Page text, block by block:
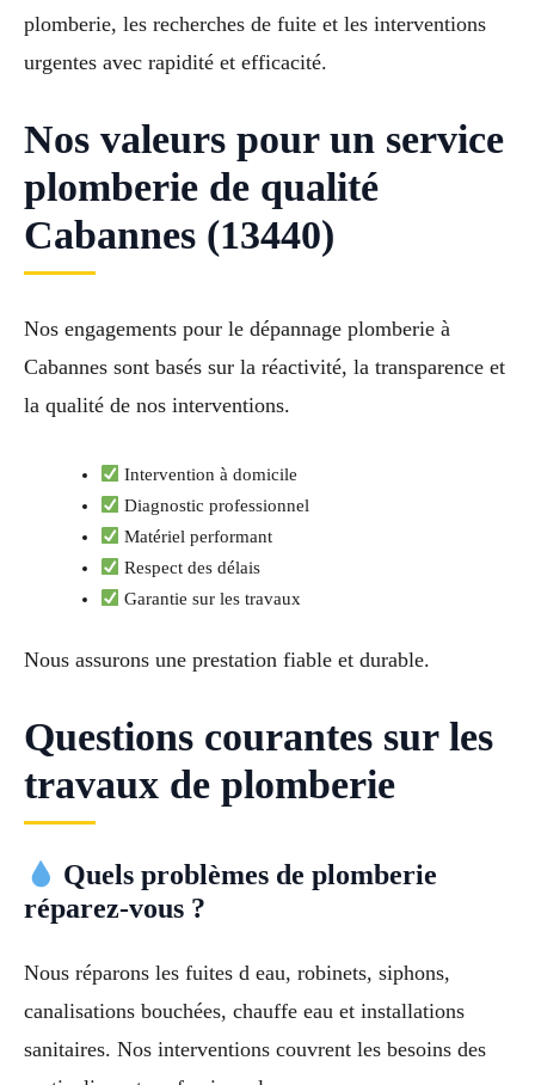
plomberie, les recherches de fuite et les interventions
urgentes avec rapidité et efficacité.
Nos valeurs pour un service
plomberie de qualité
Cabannes (13440)
Nos engagements pour le dépannage plomberie à
Cabannes sont basés sur la réactivité, la transparence et
la qualité de nos interventions.
Intervention à domicile
Diagnostic professionnel
Matériel performant
Respect des délais
Garantie sur les travaux
Nous assurons une prestation fiable et durable.
Questions courantes sur les
travaux de plomberie
Quels problèmes de plomberie
réparez-vous ?
Nous réparons les fuites d eau, robinets, siphons,
canalisations bouchées, chauffe eau et installations
sanitaires. Nos interventions couvrent les besoins des